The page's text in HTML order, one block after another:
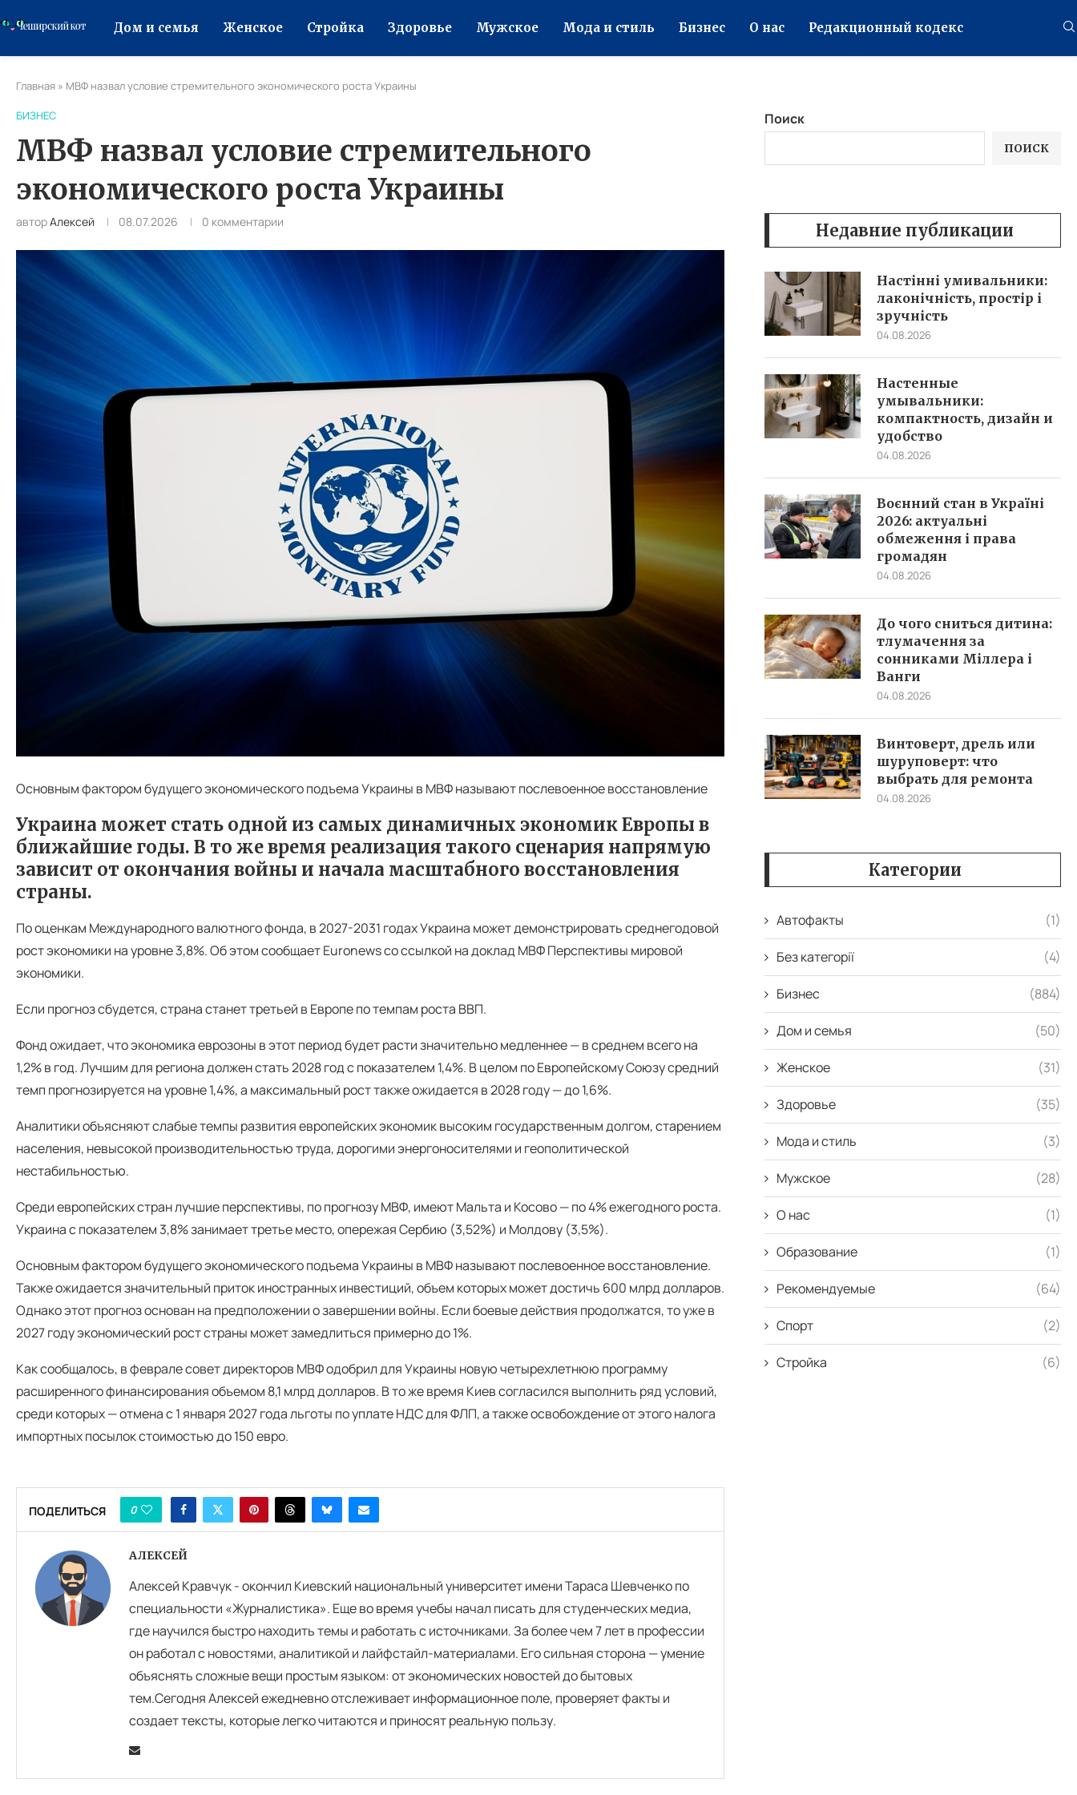
Дом и семья Женское Стройка Здоровье Мужское Мода и стиль Бизнес О нас Редакционный кодекс
Главная » МВФ назвал условие стремительного экономического роста Украины
БИЗНЕС
МВФ назвал условие стремительного
экономического роста Украины
авторАлексей 08.07.2026 0 комментарии
Основным фактором будущего экономического подъема Украины в МВФ называют послевоенное восстановление
Украина может стать одной из самых динамичных экономик Европы в
ближайшие годы. В то же время реализация такого сценария напрямую
зависит от окончания войны и начала масштабного восстановления
страны.
По оценкам Международного валютного фонда, в 2027-2031 годах Украина может демонстрировать среднегодовой
рост экономики на уровне 3,8%. Об этом сообщает Euronews со ссылкой на доклад МВФ Перспективы мировой
экономики.
Если прогноз сбудется, страна станет третьей в Европе по темпам роста ВВП.
Фонд ожидает, что экономика еврозоны в этот период будет расти значительно медленнее — в среднем всего на
1,2% в год. Лучшим для региона должен стать 2028 год с показателем 1,4%. В целом по Европейскому Союзу средний
темп прогнозируется на уровне 1,4%, а максимальный рост также ожидается в 2028 году — до 1,6%.
Аналитики объясняют слабые темпы развития европейских экономик высоким государственным долгом, старением
населения, невысокой производительностью труда, дорогими энергоносителями и геополитической
нестабильностью.
Среди европейских стран лучшие перспективы, по прогнозу МВФ, имеют Мальта и Косово — по 4% ежегодного роста.
Украина с показателем 3,8% занимает третье место, опережая Сербию (3,52%) и Молдову (3,5%).
Основным фактором будущего экономического подъема Украины в МВФ называют послевоенное восстановление.
Также ожидается значительный приток иностранных инвестиций, объем которых может достичь 600 млрд долларов.
Однако этот прогноз основан на предположении о завершении войны. Если боевые действия продолжатся, то уже в
2027 году экономический рост страны может замедлиться примерно до 1%.
Как сообщалось, в феврале совет директоров МВФ одобрил для Украины новую четырехлетнюю программу
расширенного финансирования объемом 8,1 млрд долларов. В то же время Киев согласился выполнить ряд условий,
среди которых — отмена с 1 января 2027 года льготы по уплате НДС для ФЛП, а также освобождение от этого налога
импортных посылок стоимостью до 150 евро.
ПОДЕЛИТЬСЯ 0
АЛЕКСЕЙ
Алексей Кравчук - окончил Киевский национальный университет имени Тараса Шевченко по
специальности «Журналистика». Еще во время учебы начал писать для студенческих медиа,
где научился быстро находить темы и работать с источниками. За более чем 7 лет в профессии
он работал с новостями, аналитикой и лайфстайл-материалами. Его сильная сторона — умение
объяснять сложные вещи простым языком: от экономических новостей до бытовых
тем.Сегодня Алексей ежедневно отслеживает информационное поле, проверяет факты и
создает тексты, которые легко читаются и приносят реальную пользу.
Поиск
ПОИСК
Недавние публикации
Настінні умивальники:
лаконічність, простір і
зручність
04.08.2026
Настенные
умывальники:
компактность, дизайн и
удобство
04.08.2026
Воєнний стан в Україні
2026: актуальні
обмеження і права
громадян
04.08.2026
До чого сниться дитина:
тлумачення за
сонниками Міллера і
Ванги
04.08.2026
Винтоверт, дрель или
шуруповерт: что
выбрать для ремонта
04.08.2026
Категории
Автофакты (1)
Без категорії (4)
Бизнес (884)
Дом и семья (50)
Женское (31)
Здоровье (35)
Мода и стиль (3)
Мужское (28)
О нас (1)
Образование (1)
Рекомендуемые (64)
Спорт (2)
Стройка (6)